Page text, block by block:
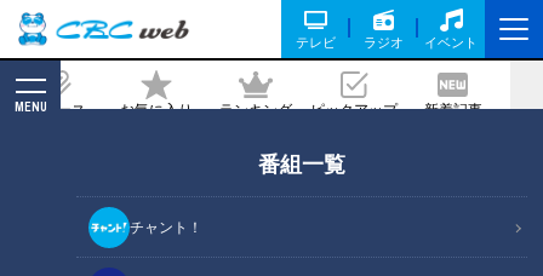
テレビ ラジオ イベント
ニュース お気に入り ランキング ピックアップ 新着記事
MENU
番組一覧
チャント！
んがラーメン店を！ 有名店が始めた意外
な新タイプの店とは？